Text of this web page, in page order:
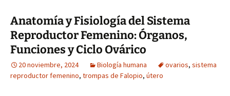
Anatomía y Fisiología del Sistema
Reproductor Femenino: Órganos,
Funciones y Ciclo Ovárico
20 noviembre, 2024 Biología humana ovarios, sistema
reproductor femenino, trompas de Falopio, útero